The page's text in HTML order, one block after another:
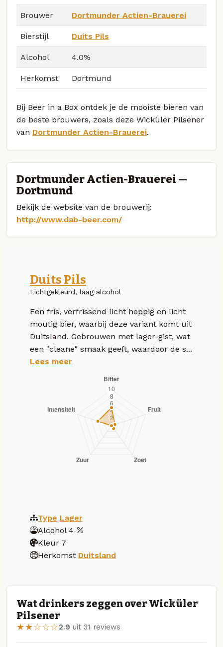
Brouwer Dortmunder Actien-Brauerei
Bierstijl Duits Pils
Alcohol 4.0%
Herkomst Dortmund
Bij Beer in a Box ontdek je de mooiste bieren van
de beste brouwers, zoals deze Wicküler Pilsener
van Dortmunder Actien-Brauerei.
Dortmunder Actien-Brauerei —
Dortmund
Bekijk de website van de brouwerij:
http://www.dab-beer.com/
Duits Pils
Lichtgekleurd, laag alcohol
Een fris, verfrissend licht hoppig en licht
moutig bier, waarbij deze variant komt uit
Duitsland. Gebrouwen met lager-gist, wat
een "cleane" smaak geeft, waardoor de s...
Lees meer
Type Lager
Alcohol 4
Kleur 7
Herkomst Duitsland
Wat drinkers zeggen over Wicküler
Pilsener
★★☆☆☆2.9 uit 31 reviews